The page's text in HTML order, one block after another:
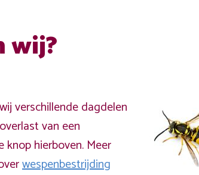
wij?
verschillende dagdelen
van een
knop hierboven. Meer
wespenbestrijding